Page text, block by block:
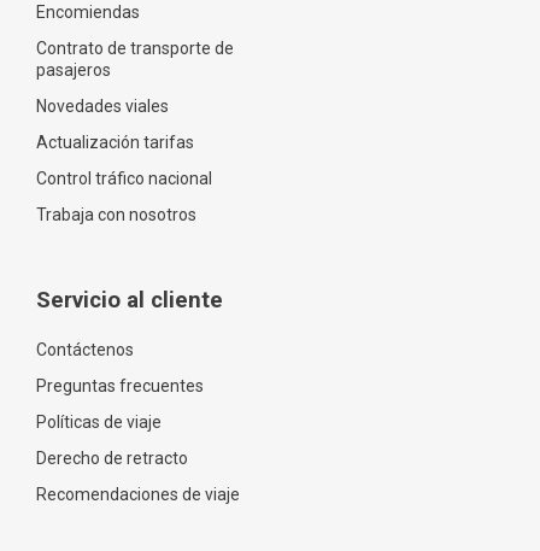
Encomiendas
Contrato de transporte de
pasajeros
Novedades viales
Actualización tarifas
Control tráfico nacional
Trabaja con nosotros
Servicio al cliente
Contáctenos
Preguntas frecuentes
Políticas de viaje
Derecho de retracto
Recomendaciones de viaje